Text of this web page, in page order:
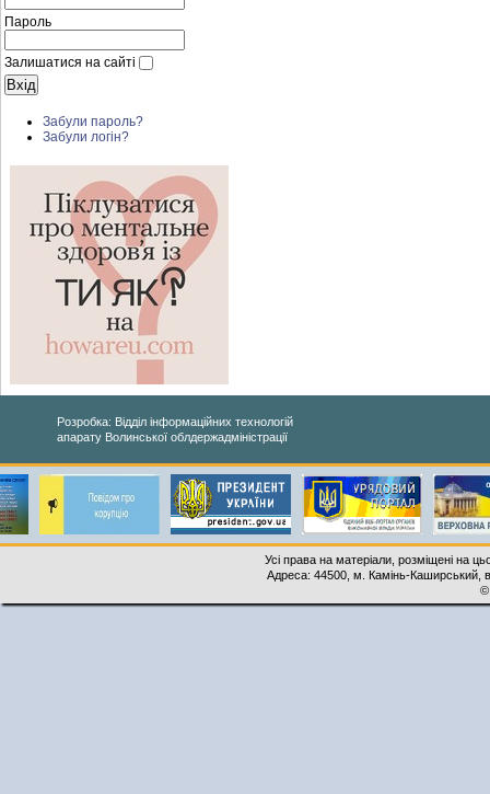
Пароль
Залишатися на сайті
Забули пароль?
Забули логін?
Розробка: Відділ інформаційних технологій
апарату Волинської облдержадміністрації
Усі права на матеріали, розміщені на
Адреса: 44500, м. Камінь-Каширський,
©